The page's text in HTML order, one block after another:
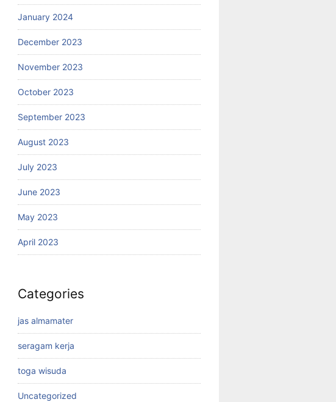
January 2024
December 2023
November 2023
October 2023
September 2023
August 2023
July 2023
June 2023
May 2023
April 2023
Categories
jas almamater
seragam kerja
toga wisuda
Uncategorized